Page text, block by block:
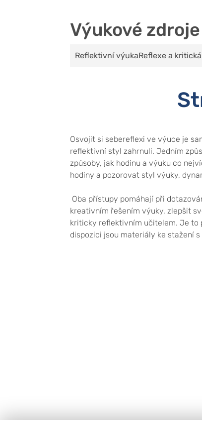
Výukové zdroje
Reflektivní výukaReflexe a
Osvojit si sebereflexi ve výuce je
reflektivní styl zahrnuli. Jedním
způsoby, jak hodinu a výuku co
hodiny a pozorovat styl výuky,
Oba přístupy pomáhají při
kreativním řešením výuky, zlepšit
kriticky reflektivním učitelem. Je to
dispozici jsou materiály ke stažení